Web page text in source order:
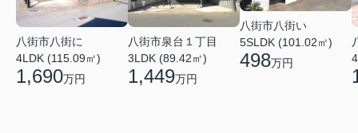
八街市八街に
4LDK (115.09㎡)
1,690万円
八街市泉台１丁目
3LDK (89.42㎡)
1,449万円
八街市八街い
5SLDK (101.02㎡)
498万円